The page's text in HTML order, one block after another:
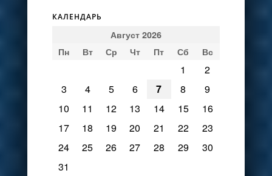
КАЛЕНДАРЬ
Август 2026
Пн
Вт Ср Чт Пт Сб Вс
1
2
3
4 5 6 7 8
9
10
11 12 13 14 15
16
17
18 19 20 21 22
23
24
25 26 27 28 29
30
31